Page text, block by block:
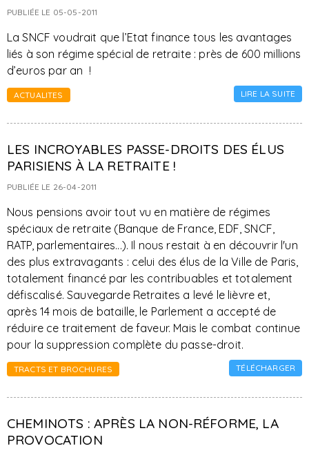
PUBLIÉE LE 05-05-2011
La SNCF voudrait que l’Etat finance tous les avantages
liés à son régime spécial de retraite : près de 600 millions
d’euros par an !
ACTUALITES LIRE LA SUITE
LES INCROYABLES PASSE-DROITS DES ÉLUS
PARISIENS À LA RETRAITE !
PUBLIÉE LE 26-04-2011
Nous pensions avoir tout vu en matière de régimes
spéciaux de retraite (Banque de France, EDF, SNCF,
RATP, parlementaires...). Il nous restait à en découvrir l'un
des plus extravagants : celui des élus de la Ville de Paris,
totalement financé par les contribuables et totalement
défiscalisé. Sauvegarde Retraites a levé le lièvre et,
après 14 mois de bataille, le Parlement a accepté de
réduire ce traitement de faveur. Mais le combat continue
pour la suppression complète du passe-droit.
TRACTS ET BROCHURES TÉLÉCHARGER
CHEMINOTS : APRÈS LA NON-RÉFORME, LA
PROVOCATION